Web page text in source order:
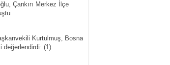
Çankırı Merkez İlçe
Kurtulmuş, Bosna
değerlendirdi: (1)